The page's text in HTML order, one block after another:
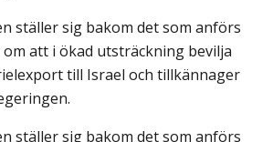
ställer sig bakom det som anförs
att i ökad utsträckning bevilja
till Israel och tillkännager
ställer sig bakom det som anförs